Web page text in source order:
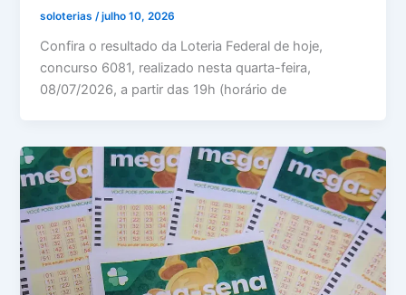
soloterias/julho 10, 2026
Confira o resultado da Loteria Federal de hoje,
concurso 6081, realizado nesta quarta-feira,
08/07/2026, a partir das 19h (horário de